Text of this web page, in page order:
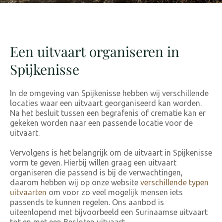
Een uitvaart organiseren in
Spijkenisse
In de omgeving van Spijkenisse hebben wij verschillende
locaties waar een uitvaart georganiseerd kan worden.
Na het besluit tussen een begrafenis of crematie kan er
gekeken worden naar een passende locatie voor de
uitvaart.
Vervolgens is het belangrijk om de uitvaart in Spijkenisse
vorm te geven. Hierbij willen graag een uitvaart
organiseren die passend is bij de verwachtingen,
daarom hebben wij op onze website verschillende typen
uitvaarten om voor zo veel mogelijk mensen iets
passends te kunnen regelen. Ons aanbod is
uiteenlopend met bijvoorbeeld een Surinaamse uitvaart